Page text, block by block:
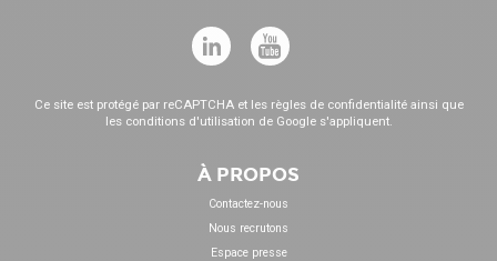
Ce site est protégé par reCAPTCHA et les règles de confidentialitéainsi que
les conditions d'utilisation de Google s'appliquent.
À PROPOS
Contactez-nous
Nous recrutons
Espace presse